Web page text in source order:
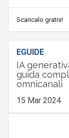
Scaricalo gratis!
EGUIDE
IA
guida
omnicanali
15 Mar 2024